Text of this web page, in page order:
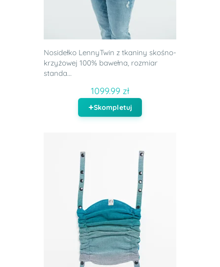
Nosidełko LennyTwin z tkaniny skośno-
krzyżowej 100% bawełna, rozmiar
standa...
1099.99 zł
Skompletuj